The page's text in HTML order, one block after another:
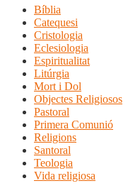
Bíblia
Catequesi
Cristologia
Eclesiologia
Espiritualitat
Litúrgia
Mort i Dol
Objectes Religiosos
Pastoral
Primera Comunió
Religions
Santoral
Teologia
Vida religiosa